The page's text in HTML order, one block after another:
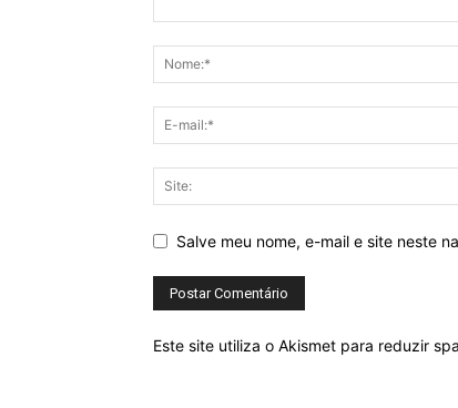
Salve meu nome, e-mail e site neste
Este site utiliza o Akismet para reduzir